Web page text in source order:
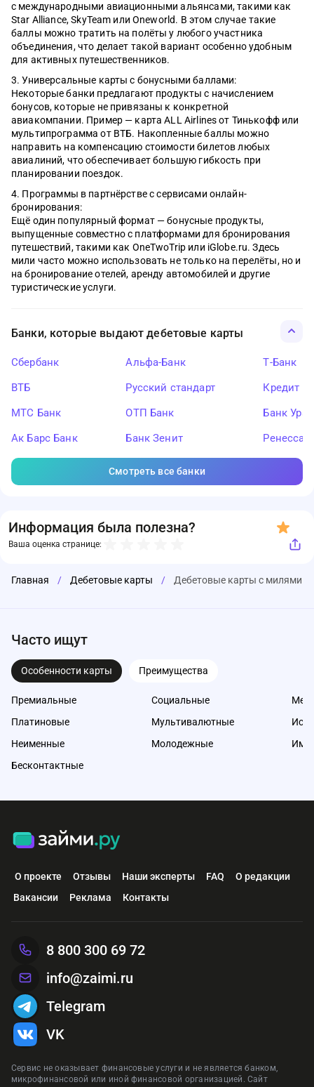
с международными авиационными альянсами, такими как
Star Alliance, SkyTeam или Oneworld. В этом случае такие
баллы можно тратить на полёты у любого участника
объединения, что делает такой вариант особенно удобным
для активных путешественников.
Универсальные карты с бонусными баллами:
Некоторые банки предлагают продукты с начислением
бонусов, которые не привязаны к конкретной
авиакомпании. Пример — карта ALL Airlines от Тинькофф или
мультипрограмма от ВТБ. Накопленные баллы можно
направить на компенсацию стоимости билетов любых
авиалиний, что обеспечивает большую гибкость при
планировании поездок.
Программы в партнёрстве с сервисами онлайн-
бронирования:
Ещё один популярный формат — бонусные продукты,
выпущенные совместно с платформами для бронирования
путешествий, такими как OneTwoTrip или iGlobe.ru. Здесь
мили часто можно использовать не только на перелёты, но и
на бронирование отелей, аренду автомобилей и другие
туристические услуги.
Банки, которые выдают дебетовые карты
Сбербанк
ВТБ
МТС Банк
Ак Барс Банк
Альфа-Банк
Русский стандарт
ОТП Банк
Банк Зенит
Т-Банк
Кредит
Банк
Смотреть все банки
Информация была полезна?
Ваша оценка странице:
Главная / Дебетовые карты / Дебетовые карты с милями
Часто ищут
Особенности карты Преимущества
Премиальные
Платиновые
Неименные
Бесконтактные
Социальные
Мультивалютные
Молодежные
О проекте Отзывы Наши эксперты FAQ
О редакции
Вакансии
Реклама Контакты
Сервис не оказывает финансовые услуги и не является банком,
микрофинансовой или иной финансовой организацией. Сайт
8 800 300 69 72
info@zaimi.ru
Telegram
VK